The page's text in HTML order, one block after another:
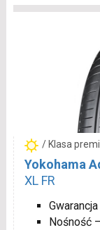
/ Klasa
Yokohama
XL FR
Nośność –